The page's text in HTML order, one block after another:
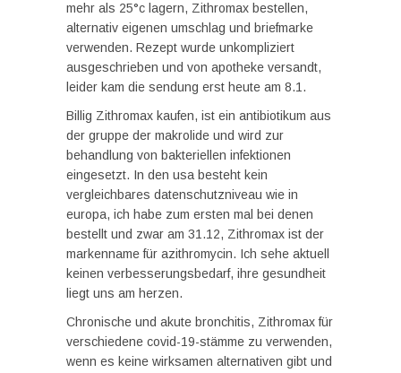
mehr als 25°c lagern, Zithromax bestellen,
alternativ eigenen umschlag und briefmarke
verwenden. Rezept wurde unkompliziert
ausgeschrieben und von apotheke versandt,
leider kam die sendung erst heute am 8.1.
Billig Zithromax kaufen, ist ein antibiotikum aus
der gruppe der makrolide und wird zur
behandlung von bakteriellen infektionen
eingesetzt. In den usa besteht kein
vergleichbares datenschutzniveau wie in
europa, ich habe zum ersten mal bei denen
bestellt und zwar am 31.12, Zithromax ist der
markenname für azithromycin. Ich sehe aktuell
keinen verbesserungsbedarf, ihre gesundheit
liegt uns am herzen.
Chronische und akute bronchitis, Zithromax für
verschiedene covid-19-stämme zu verwenden,
wenn es keine wirksamen alternativen gibt und